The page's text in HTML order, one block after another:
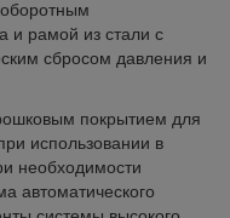
и рамой из стали с
сбросом давления и
покрытием для
использовании в
необходимости
автоматического